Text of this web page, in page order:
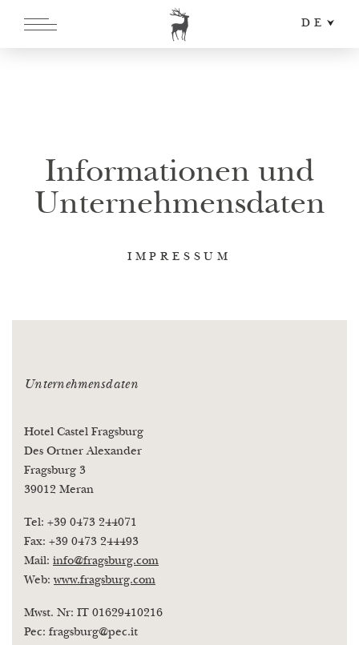
DE
Informationen und
Unternehmens­daten
IMPRESSUM
Unternehmensdaten
Hotel Castel Fragsburg
Des Ortner Alexander
Fragsburg 3
39012 Meran
Tel: +39 0473 244071
Fax: +39 0473 244493
Mail: info@fragsburg.com
Web:www.fragsburg.com
Mwst. Nr: IT 01629410216
Pec: fragsburg@pec.it